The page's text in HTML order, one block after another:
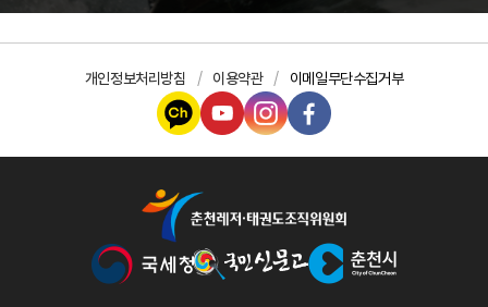
개인정보처리방침 이용약관 이메일무단수집거부